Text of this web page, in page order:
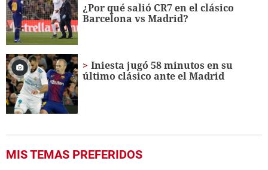
¿Por qué salió CR7 en el clásico
Barcelona vs Madrid?
Iniesta jugó 58 minutos en su
último clásico ante el Madrid
MIS TEMAS PREFERIDOS